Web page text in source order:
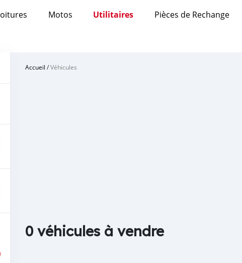
Motos Utilitaires Pièces de Rechange
Accueil /Véhicules
0 véhicules à vendre